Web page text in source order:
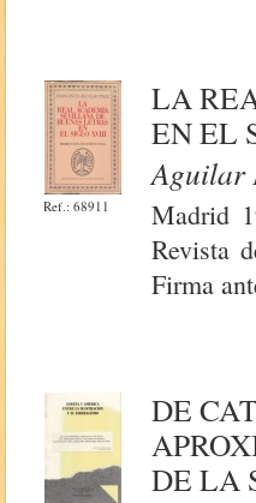
Ref.: 68911
LA
EN EL
Aguilar
Madrid
Revista
Firma
DE
DE LA